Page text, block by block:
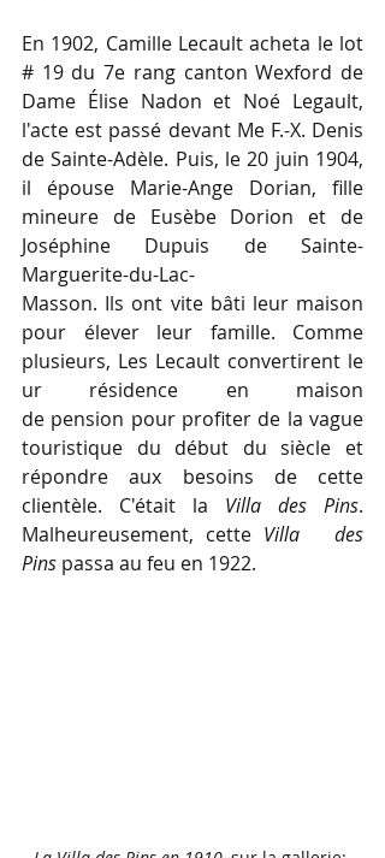
En 1902, Camille Lecault acheta le lot
# 19 du 7e rang canton Wexford de
Dame Élise Nadon et Noé Legault,
l'acte est passé devant Me F.-X. Denis
de Sainte-Adèle. Puis, le 20 juin 1904,
il épouse Marie-Ange Dorian, fille
mineure de Eusèbe Dorion et de
Joséphine Dupuis de Sainte-
Marguerite-du-Lac-
Masson. Ils ont vite bâti leur maison
pour élever leur famille. Comme
plusieurs, Les Lecault convertirent le
ur résidence en maison
de pension pour profiter de la vague
touristique du début du siècle et
répondre aux besoins de cette
clientèle. C'était la Villa des Pins.
Malheureusement, cette Villa   des
Pins passa au feu en 1922.